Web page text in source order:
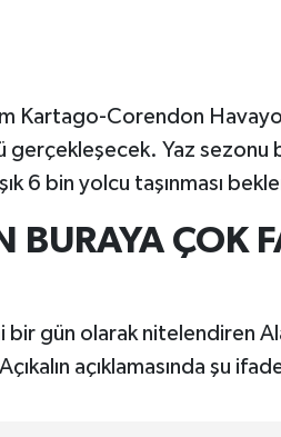
Kartago-Corendon
gerçekleşecek. Yaz sezonu
6 bin yolcu taşınması
BURAYA ÇOK
bir gün olarak nitelendiren
açıklamasında şu